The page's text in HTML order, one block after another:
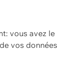
vous avez le
vos données